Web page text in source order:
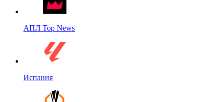
АПЛ Top News
Испания